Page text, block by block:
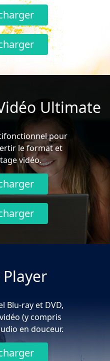
Ultimate
pour
le format et
vidéo.
Blu-ray et DVD,
(y compris
en douceur.